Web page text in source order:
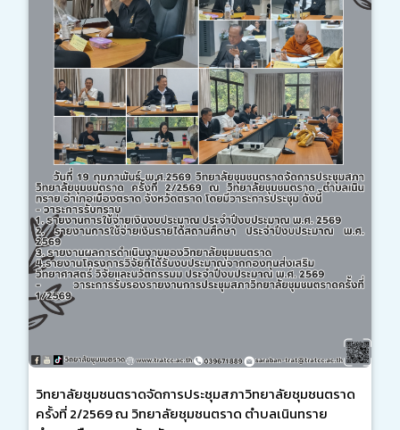
วิทยาลัยชุมชนตราดจัดการประชุมสภาวิทยาลัยชุมชนตราด
ครั้งที่ 2/2569 ณ วิทยาลัยชุมชนตราด ตำบลเนินทราย